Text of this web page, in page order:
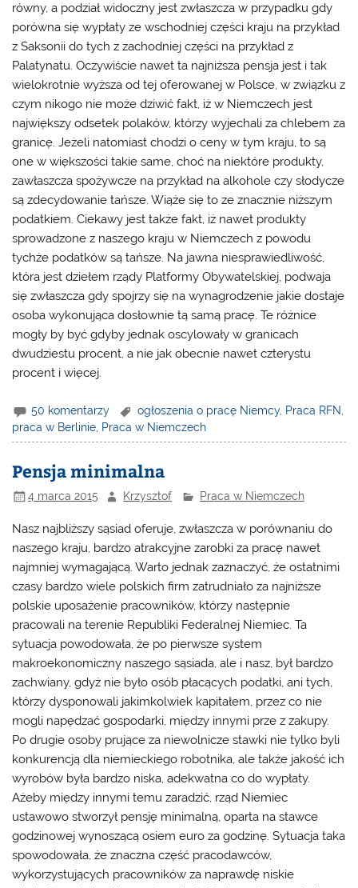
równy, a podział widoczny jest zwłaszcza w przypadku gdy
porówna się wypłaty ze wschodniej części kraju na przykład
z Saksonii do tych z zachodniej części na przykład z
Palatynatu. Oczywiście nawet ta najniższa pensja jest i tak
wielokrotnie wyższa od tej oferowanej w Polsce, w związku z
czym nikogo nie może dziwić fakt, iż w Niemczech jest
największy odsetek polaków, którzy wyjechali za chlebem za
granicę. Jeżeli natomiast chodzi o ceny w tym kraju, to są
one w większości takie same, choć na niektóre produkty,
zawłaszcza spożywcze na przykład na alkohole czy słodycze
są zdecydowanie tańsze. Wiąże się to ze znacznie niższym
podatkiem. Ciekawy jest także fakt, iż nawet produkty
sprowadzone z naszego kraju w Niemczech z powodu
tychże podatków są tańsze. Na jawna niesprawiedliwość,
która jest dziełem rządy Platformy Obywatelskiej, podwaja
się zwłaszcza gdy spojrzy się na wynagrodzenie jakie dostaje
osoba wykonująca dosłownie tą samą pracę. Te różnice
mogły by być gdyby jednak oscylowały w granicach
dwudziestu procent, a nie jak obecnie nawet czterystu
procent i więcej.
50 komentarzy ogłoszenia o pracę Niemcy, Praca RFN
praca w Berlinie Praca w Niemczech
Pensja minimalna
4 marca 2015 Krzysztof Praca w Niemczech
Nasz najbliższy sąsiad oferuje, zwłaszcza w porównaniu do
naszego kraju, bardzo atrakcyjne zarobki za pracę nawet
najmniej wymagającą. Warto jednak zaznaczyć, że ostatnimi
czasy bardzo wiele polskich firm zatrudniało za najniższe
polskie uposażenie pracowników, którzy następnie
pracowali na terenie Republiki Federalnej Niemiec. Ta
sytuacja powodowała, że po pierwsze system
makroekonomiczny naszego sąsiada, ale i nasz, był bardzo
zachwiany, gdyż nie było osób płacących podatki, ani tych,
którzy dysponowali jakimkolwiek kapitałem, przez co nie
mogli napędzać gospodarki, między innymi prze z zakupy.
Po drugie osoby prujące za niewolnicze stawki nie tylko byli
konkurencją dla niemieckiego robotnika, ale także jakość ich
wyrobów była bardzo niska, adekwatna co do wypłaty.
Ażeby między innymi temu zaradzić, rząd Niemiec
ustawowo stworzył pensję minimalną, oparta na stawce
godzinowej wynoszącą osiem euro za godzinę. Sytuacja taka
spowodowała, że znaczna część pracodawców,
wykorzystujących pracowników za naprawdę niskie